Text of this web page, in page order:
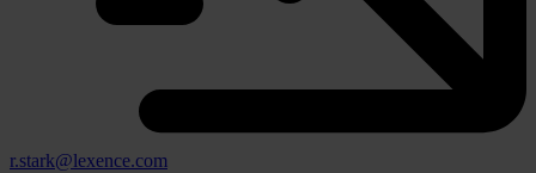
r.stark@lexence.com